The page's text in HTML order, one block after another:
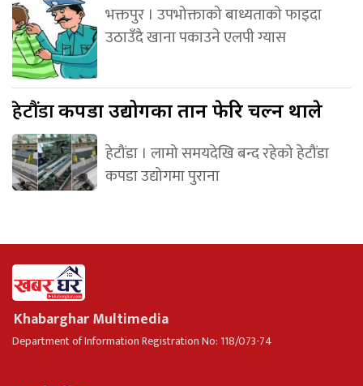
भक्तपुर । उपभोक्ताको बाध्यताको फाइदा
उठाउँदै खाना पकाउने एलपी ग्यास
हेटौंडाकपडा उद्योगका तान फेरि चल्न थाले
हेटौंडा । लामो समयदेखि बन्द रहेको हेटौंडा
कपडा उद्योगमा पुराना
Khabarghar Multimedia
Department of Information Registration No: 118/073-74